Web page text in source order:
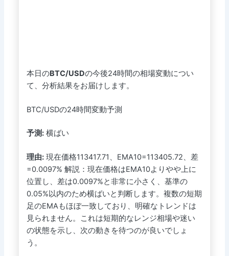
本日のBTC/USDの今後24時間の相場変動につい
て、分析結果をお届けします。
BTC/USDの24時間変動予測
予測:横ばい
理由:現在価格113417.71、EMA10=113405.72、差
=0.0097% 解説：現在価格はEMA10よりやや上に
位置し、差は0.0097%と非常に小さく、基準の
0.05%以内のため横ばいと判断します。複数の短期
足のEMAもほぼ一致しており、明確なトレンドは
見られません。これは短期的なレンジ相場や迷い
の状態を示し、次の動きを待つのが良いでしょ
う。